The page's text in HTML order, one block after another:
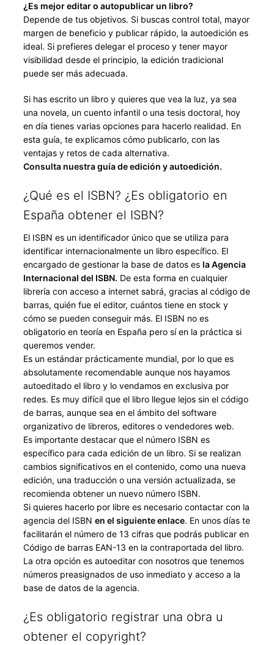
¿Es mejor editar o autopublicar un libro?
Depende de tus objetivos. Si buscas control total, mayor
margen de beneficio y publicar rápido, la autoedición es
ideal. Si prefieres delegar el proceso y tener mayor
visibilidad desde el principio, la edición tradicional
puede ser más adecuada.
Si has escrito un libro y quieres que vea la luz, ya sea
una novela, un cuento infantil o una tesis doctoral, hoy
en día tienes varias opciones para hacerlo realidad. En
esta guía, te explicamos cómo publicarlo, con las
ventajas y retos de cada alternativa.
Consulta nuestra guía de edición y autoedición.
¿Qué es el ISBN? ¿Es obligatorio en
España obtener el ISBN?
El ISBN es un identificador único que se utiliza para
identificar internacionalmente un libro específico. El
encargado de gestionar la base de datos es la Agencia
Internacional del ISBN. De esta forma en cualquier
librería con acceso a internet sabrá, gracias al código de
barras, quién fue el editor, cuántos tiene en stock y
cómo se pueden conseguir más. El ISBN no es
obligatorio en teoría en España pero sí en la práctica si
queremos vender.
Es un estándar prácticamente mundial, por lo que es
absolutamente recomendable aunque nos hayamos
autoeditado el libro y lo vendamos en exclusiva por
redes. Es muy difícil que el libro llegue lejos sin el código
de barras, aunque sea en el ámbito del software
organizativo de libreros, editores o vendedores web.
Es importante destacar que el número ISBN es
específico para cada edición de un libro. Si se realizan
cambios significativos en el contenido, como una nueva
edición, una traducción o una versión actualizada, se
recomienda obtener un nuevo número ISBN.
Si quieres hacerlo por libre es necesario contactar con la
agencia del ISBN en el siguiente enlace. En unos días te
facilitarán el número de 13 cifras que podrás publicar en
Código de barras EAN-13 en la contraportada del libro.
La otra opción es autoeditar con nosotros que tenemos
números preasignados de uso inmediato y acceso a la
base de datos de la agencia.
¿Es obligatorio registrar una obra u
obtener el copyright?